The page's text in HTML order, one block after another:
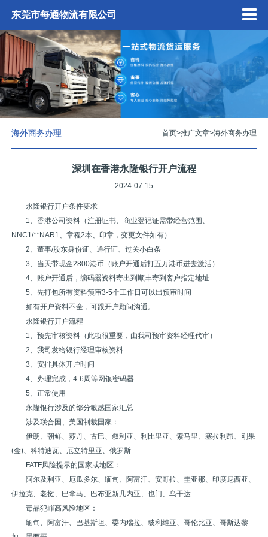
东莞市每通物流有限公司
海外商务办理 首页>推广文章>海外商务办理
深圳在香港永隆银行开户流程
2024-07-15
永隆银行开户条件要求
1、香港公司资料（注册证书、商业登记证需带经营范围、
NNC1/**NAR1、章程2本、印章，变更文件如有）
2、董事/股东身份证、通行证、过关小白条
3、当天带现金2800港币（账户开通后打五万港币进去激活）
4、账户开通后，编码器资料寄出到顺丰寄到客户指定地址
5、先打包所有资料预审3-5个工作日可以出预审时间
如有开户资料不全，可跟开户顾问沟通。
永隆银行开户流程
1、预先审核资料（此项很重要，由我司预审资料经理代审）
2、我司发给银行经理审核资料
3、安排具体开户时间
4、办理完成，4-6周等网银密码器
5、正常使用
永隆银行涉及的部分敏感国家汇总
涉及联合国、美国制裁国家：
伊朗、朝鲜、苏丹、古巴、叙利亚、利比里亚、索马里、塞拉利昂、刚果
(金)、科特迪瓦、厄立特里亚、俄罗斯
FATF风险提示的国家或地区：
阿尔及利亚、厄瓜多尔、缅甸、阿富汗、安哥拉、圭亚那、印度尼西亚、
伊拉克、老挝、巴拿马、巴布亚新几内亚、也门、乌干达
毒品犯罪高风险地区：
缅甸、阿富汗、巴基斯坦、委内瑞拉、玻利维亚、哥伦比亚、哥斯达黎